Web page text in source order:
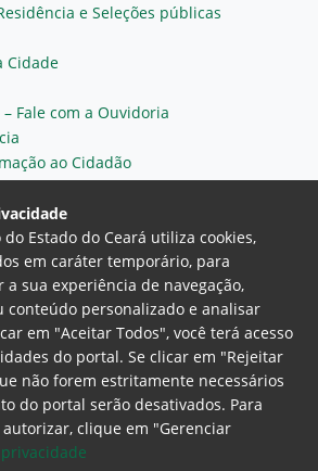
e Seleções públicas
Cidade
Fale com a Ouvidoria
ao Cidadão
Público do Estado do Ceará
Procuradoria Geral de Justiça Av. Gen. Afonso
Albuquerque Lima, 130 - Cambeba - CEP:
Estado do Ceará utiliza cookies,
em caráter temporário, para
sua experiência de navegação,
conteúdo personalizado e analisar
em "Aceitar Todos", você terá acesso
do portal. Se clicar em "Rejeitar
não forem estritamente necessários
do portal serão desativados. Para
clique em "Gerenciar